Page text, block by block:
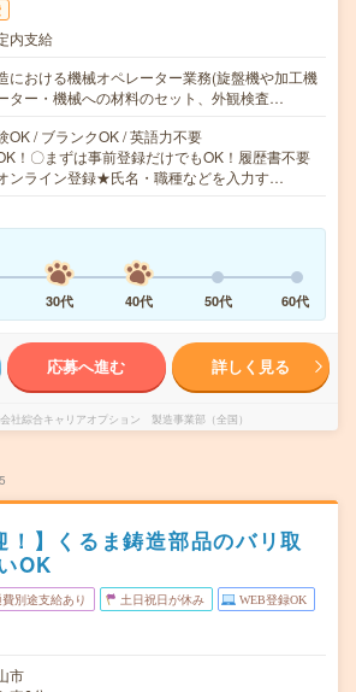
内支給
における機械オペレーター業務(旋盤機や加工機
ター・機械への材料のセット、外観検査…
OK / ブランクOK / 英語力不要
！〇まずは事前登録だけでもOK！履歴書不要
ンライン登録★氏名・職種などを入力す…
30代 40代 50代 60代
応募へ進む 詳しく見る
社綜合キャリアオプション 製造事業部（全国）
！】くるま鋳造部品のバリ取
OK
費別途支給あり 土日祝日が休み WEB登録OK
市